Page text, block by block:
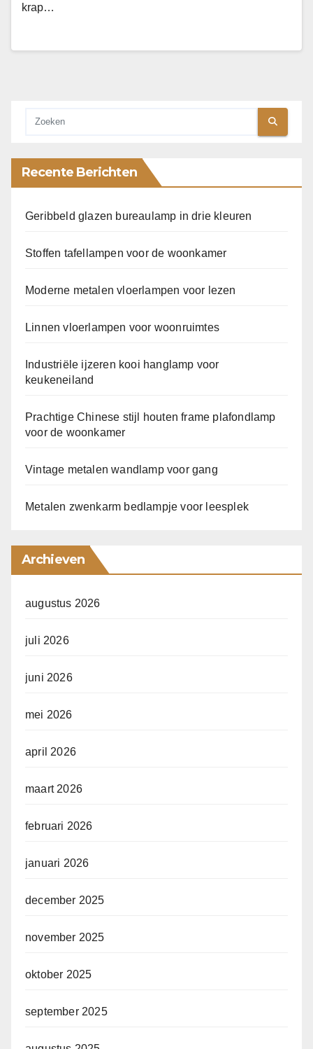
krap…
Recente Berichten
Geribbeld glazen bureaulamp in drie kleuren
Stoffen tafellampen voor de woonkamer
Moderne metalen vloerlampen voor lezen
Linnen vloerlampen voor woonruimtes
Industriële ijzeren kooi hanglamp voor
keukeneiland
Prachtige Chinese stijl houten frame plafondlamp
voor de woonkamer
Vintage metalen wandlamp voor gang
Metalen zwenkarm bedlampje voor leesplek
Archieven
augustus 2026
juli 2026
juni 2026
mei 2026
april 2026
maart 2026
februari 2026
januari 2026
december 2025
november 2025
oktober 2025
september 2025